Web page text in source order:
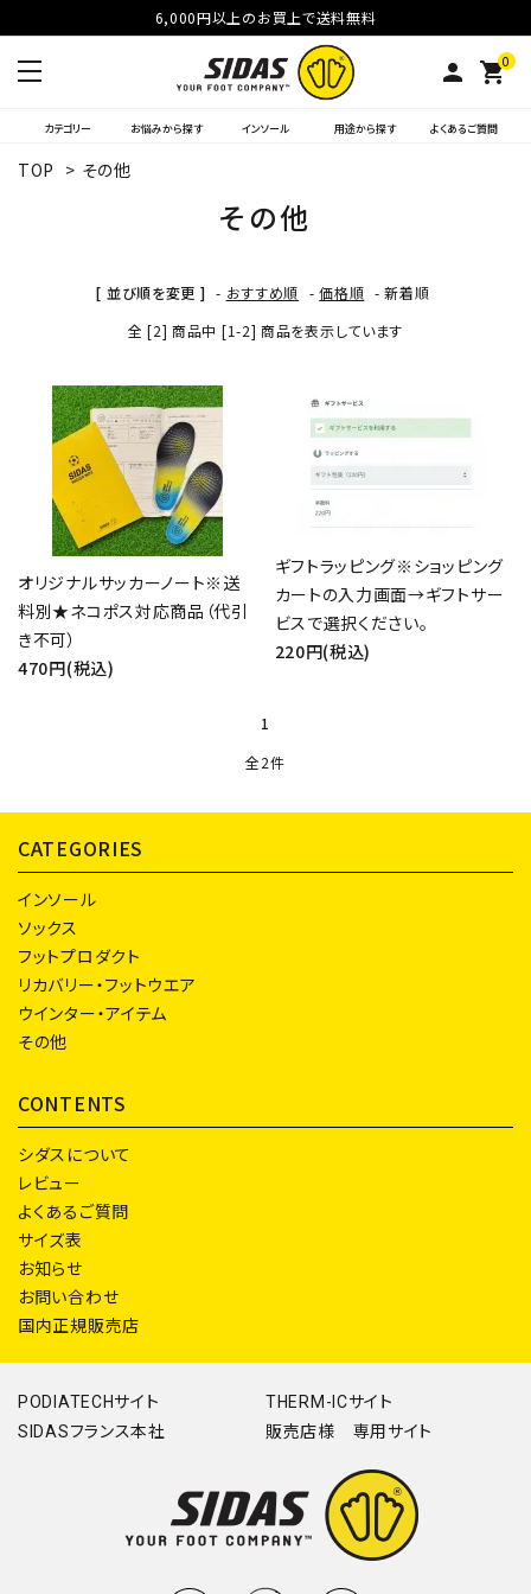
6,000円以上のお買上で送料無料
person 0
shopping_cart
カテゴリー お悩みから探す インソール 用途から探す よくあるご質問
TOP > その他
その他
[ 並び順を変更 ] - おすすめ順 -価格順 -新着順
全 [2] 商品中 [1-2] 商品を表示しています
オリジナルサッカーノート※送
料別★ネコポス対応商品（代引
き不可）
470円(税込)
ギフトラッピング※ショッピング
カートの入力画面→ギフトサー
ビスで選択ください。
220円(税込)
1
全2件
カテゴリー
CATEGORIES
インソール
ソックス
フットプロダクト
リカバリー・フットウエア
ウインター・アイテム
その他
CONTENTS
シダスについて
レビュー
よくあるご質問
サイズ表
お知らせ
お問い合わせ
国内正規販売店
PODIATECHサイト
THERM-ICサイト
SIDASフランス本社
販売店様 専用サイト